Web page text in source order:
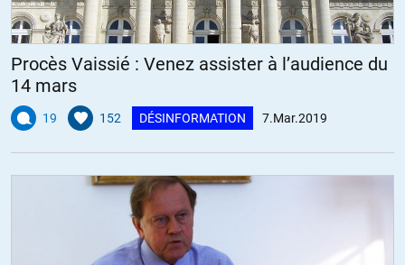
Procès Vaissié : Venez assister à l’audience du
14 mars
19 152 DÉSINFORMATION 7.Mar.2019